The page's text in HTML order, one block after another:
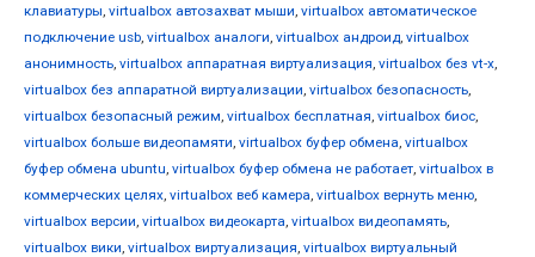
клавиатуры, virtualbox автозахват мыши, virtualbox автоматическое
подключение usb, virtualbox аналоги, virtualbox андроид, virtualbox
анонимность, virtualbox аппаратная виртуализация, virtualbox без vt-x,
virtualbox без аппаратной виртуализации, virtualbox безопасность,
virtualbox безопасный режим, virtualbox бесплатная, virtualbox биос,
virtualbox больше видеопамяти, virtualbox буфер обмена, virtualbox
буфер обмена ubuntu, virtualbox буфер обмена не работает, virtualbox в
коммерческих целях, virtualbox веб камера, virtualbox вернуть меню,
virtualbox версии, virtualbox видеокарта, virtualbox видеопамять,
virtualbox вики, virtualbox виртуализация, virtualbox виртуальный